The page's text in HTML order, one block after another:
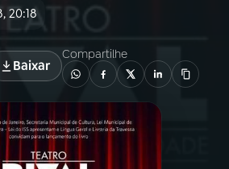
20:18
Baixar
Compartilhe